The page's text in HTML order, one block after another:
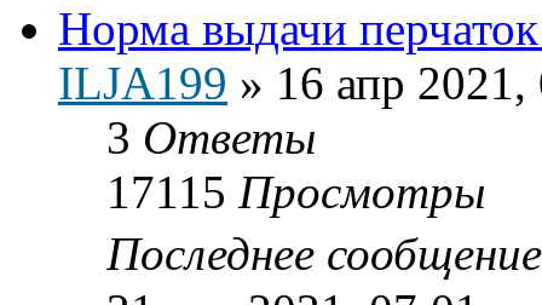
Норма выдачи
ILJA199 » 16 апр 2021,
3 Ответы
17115 Просмотры
Последнее